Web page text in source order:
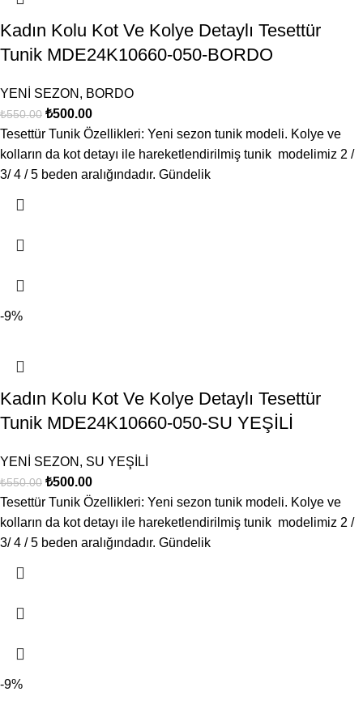
Kadın Kolu Kot Ve Kolye Detaylı Tesettür
Tunik MDE24K10660-050-BORDO
YENİ SEZON , BORDO
₺550.00 ₺500.00
Tesettür Tunik Özellikleri: Yeni sezon tunik modeli. Kolye ve
kolların da kot detayı ile hareketlendirilmiş tunik modelimiz 2 /
3/ 4 / 5 beden aralığındadır. Gündelik
-9%
Kadın Kolu Kot Ve Kolye Detaylı Tesettür
Tunik MDE24K10660-050-SU YEŞİLİ
YENİ SEZON , SU YEŞİLİ
₺550.00 ₺500.00
Tesettür Tunik Özellikleri: Yeni sezon tunik modeli. Kolye ve
kolların da kot detayı ile hareketlendirilmiş tunik modelimiz 2 /
3/ 4 / 5 beden aralığındadır. Gündelik
-9%